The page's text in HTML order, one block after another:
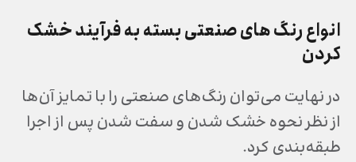
انواع رنگ های صنعتیبسته به فرآیند خشک
کردن
در نهایت می‌توان رنگ‌های صنعتی را با تمایز آن‌ها
از نظر نحوه خشک شدن و سفت شدن پس از اجرا
طبقه‌بندی کرد.